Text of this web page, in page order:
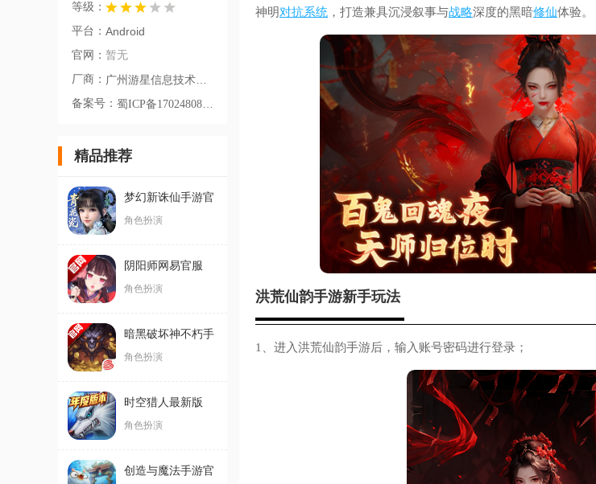
等级：
平台： Android
官网： 暂无
厂商： 广州游星信息技术有限公司
备案号： 蜀ICP备17024808号-12A
精品推荐
梦幻新诛仙手游官
方版
角色扮演
阴阳师网易官服
角色扮演
暗黑破坏神不朽手
游官方版
角色扮演
时空猎人最新版
角色扮演
创造与魔法手游官
神明对抗系统 ，打造兼具沉浸叙事与战略深度的黑暗修仙体验。
洪荒仙韵手游新手玩法
1、进入洪荒仙韵手游后，输入账号密码进行登录；